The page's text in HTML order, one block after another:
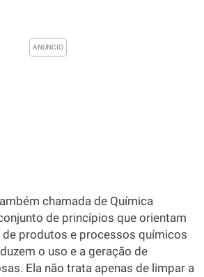
chamada de Química
de princípios que orientam
produtos e processos químicos
o uso e a geração de
Ela não trata apenas de limpar a